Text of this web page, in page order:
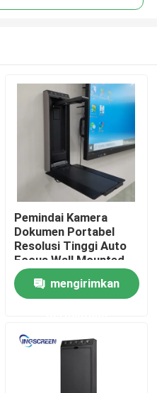
Pemindai Kamera
Dokumen Portabel
Resolusi Tinggi Auto
Focus Wall Mounted
mengirimkan